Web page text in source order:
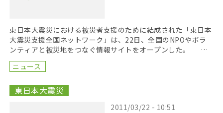
東日本大震災における被災者支援のために結成された「東日本
大震災支援全国ネットワーク」は、22日、全国のNPOやボラ
ンティアと被災地をつなぐ情報サイトをオープンした。 東
日本大震災支援全国ネットワークは、16日に設立さ […]
ニュース
東日本大震災
2011/03/22 - 10:51